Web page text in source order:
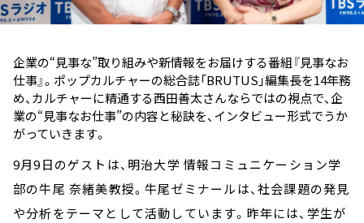
企業の“見事な”取り組みや新情報をお届けする番組『見事なお
仕事』。ポップカルチャーの総合誌「BRUTUS」編集長を14年務
め、カルチャーに精通する西田善太さんならではの視点で、企
業の“見事なお仕事”の内容と秘訣を、インタビュー形式でうか
がっていきます。
9月9日のゲストは、明治大学 情報コミュニケーション学
部の牛尾 奈緒美教授。牛尾ゼミナールは、社会課題の発見
や分析をテーマとして活動しています。昨年には、学生が